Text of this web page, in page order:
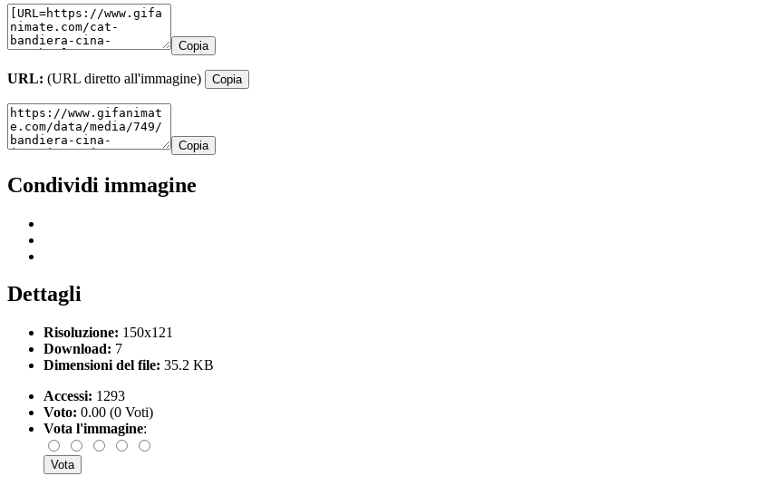
Copia
URL: (URL diretto all'immagine) Copia
Copia
Condividi immagine
Dettagli
Risoluzione: 150x121
Download: 7
Dimensioni del file: 35.2 KB
Accessi: 1293
Voto: 0.00 (0 Voti)
Vota l'immagine: